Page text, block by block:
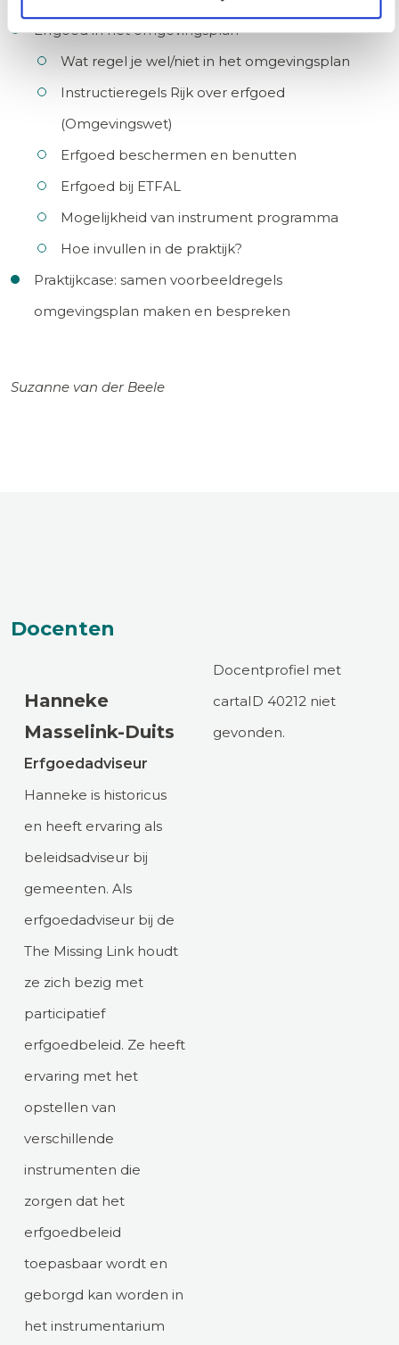
Erfgoed in het omgevingsplan
Wat regel je wel/niet in het omgevingsplan
Instructieregels Rijk over erfgoed
(Omgevingswet)
Erfgoed beschermen en benutten
Erfgoed bij ETFAL
Mogelijkheid van instrument programma
Hoe invullen in de praktijk?
Praktijkcase: samen voorbeeldregels
omgevingsplan maken en bespreken
Suzanne van der Beele
Docenten
Hanneke
Masselink-Duits
Erfgoedadviseur
Hanneke is historicus
en heeft ervaring als
beleidsadviseur bij
gemeenten. Als
erfgoedadviseur bij de
The Missing Link houdt
ze zich bezig met
participatief
erfgoedbeleid. Ze heeft
ervaring met het
opstellen van
verschillende
instrumenten die
zorgen dat het
erfgoedbeleid
toepasbaar wordt en
geborgd kan worden in
het instrumentarium
Docentprofiel met
cartaID 40212 niet
gevonden.